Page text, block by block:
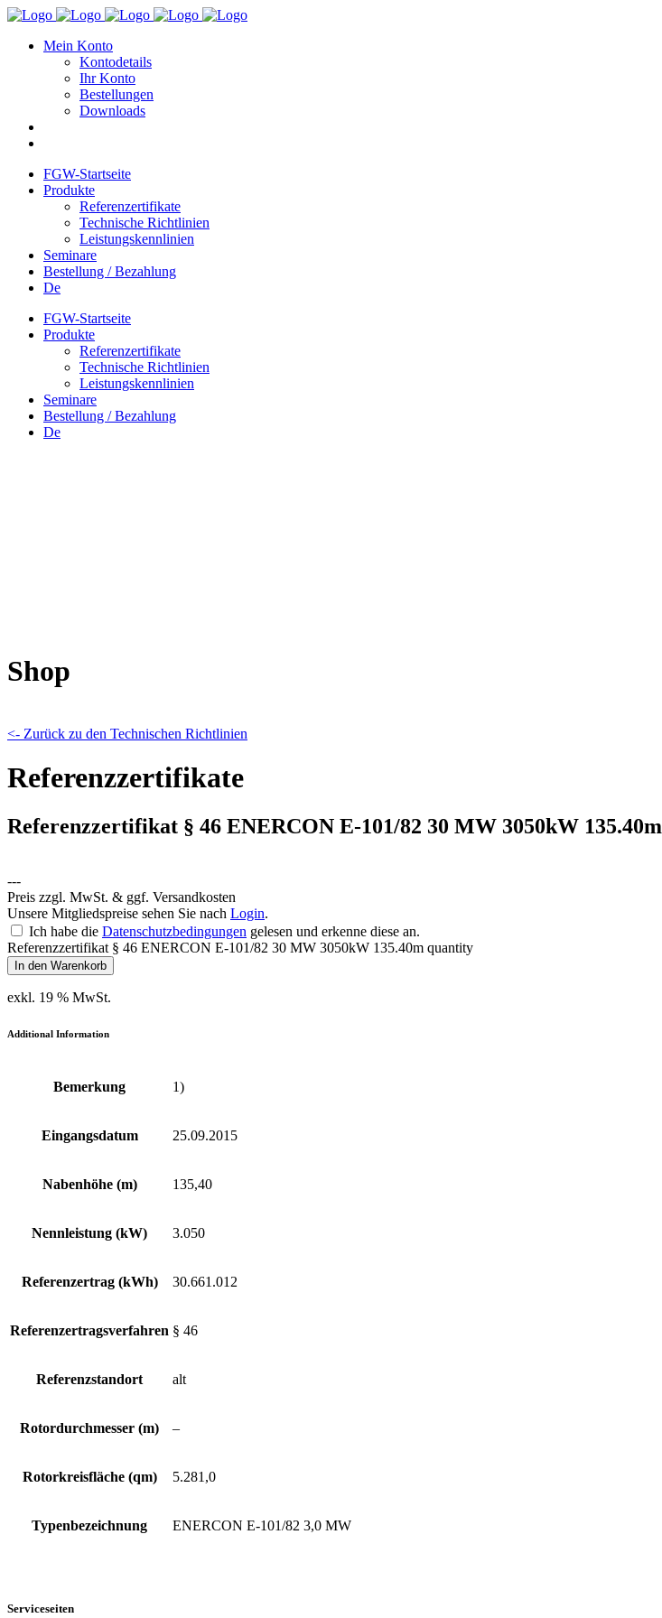
Mein Konto
Kontodetails
Ihr Konto
Bestellungen
Downloads
FGW-Startseite
Produkte
Referenzertifikate
Technische Richtlinien
Leistungskennlinien
Seminare
Bestellung / Bezahlung
De
FGW-Startseite
Produkte
Referenzertifikate
Technische Richtlinien
Leistungskennlinien
Seminare
Bestellung / Bezahlung
De
Shop
<- Zurück zu den Technischen Richtlinien
Referenzzertifikate
Referenzzertifikat § 46 ENERCON E-101/82 30 MW 3050kW 135.40m
---
Preis zzgl. MwSt. & ggf. Versandkosten
Unsere Mitgliedspreise sehen Sie nach Login.
Ich habe die Datenschutzbedingungen gelesen und erkenne diese an.
Referenzzertifikat § 46 ENERCON E-101/82 30 MW 3050kW 135.40m quantity
In den Warenkorb
exkl. 19 % MwSt.
Additional Information
Bemerkung 1)
Eingangsdatum 25.09.2015
Nabenhöhe (m) 135,40
Nennleistung (kW) 3.050
Referenzertrag (kWh) 30.661.012
Referenzertragsverfahren § 46
Referenzstandort alt
Rotordurchmesser (m) –
Rotorkreisfläche (qm) 5.281,0
Typenbezeichnung ENERCON E-101/82 3,0 MW
Serviceseiten